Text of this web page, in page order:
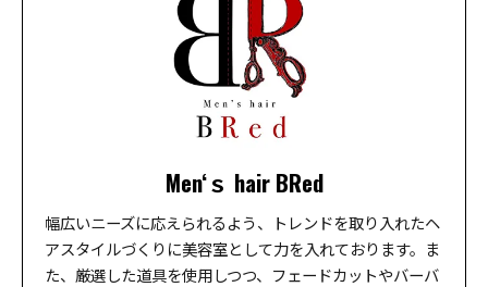
Men‘ｓ hair BRed
幅広いニーズに応えられるよう、トレンドを取り入れたヘ
アスタイルづくりに美容室として力を入れております。ま
た、厳選した道具を使用しつつ、フェードカットやバーバ